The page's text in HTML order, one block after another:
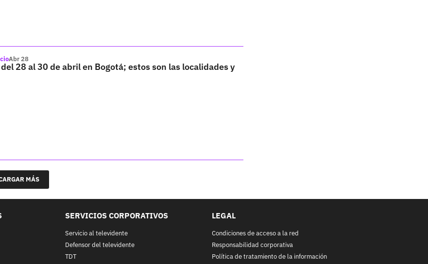
Abr 28
28 al 30 de abril en Bogotá; estos son las localidades y
MÁS
SERVICIOS CORPORATIVOS
Servicio al televidente
Defensor del televidente
TDT
LEGAL
Condiciones de acceso a la red
Responsabilidad corporativa
Política de tratamiento de la información